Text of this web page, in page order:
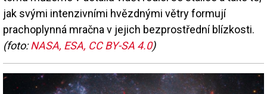
jak svými intenzivními hvězdnými větry formují
prachoplynná mračna v jejich bezprostřední blízkosti.
(foto:NASA, ESA, CC BY-SA 4.0)